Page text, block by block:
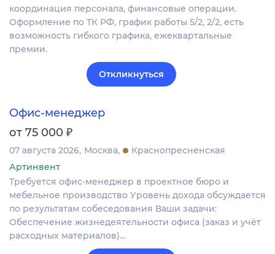
координация персонала, финансовые операции.
Оформление по ТК РФ, график работы 5/2, 2/2, есть
возможность гибкого графика, ежеквартальные
премии.
Откликнуться
Офис-менеджер
от 75 000 ₽
07 августа 2026 Москва
Краснопресненская
Артинвент
Требуется офис-менеджер в проектное бюро и
мебельное производство Уровень дохода обсуждается
по результатам собеседования Ваши задачи:
Обеспечение жизнедеятельности офиса (заказ и учёт
расходных материалов)…